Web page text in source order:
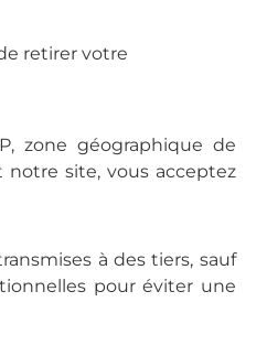
retirer votre
zone géographique de
notre site, vous acceptez
à des tiers, sauf
pour éviter une